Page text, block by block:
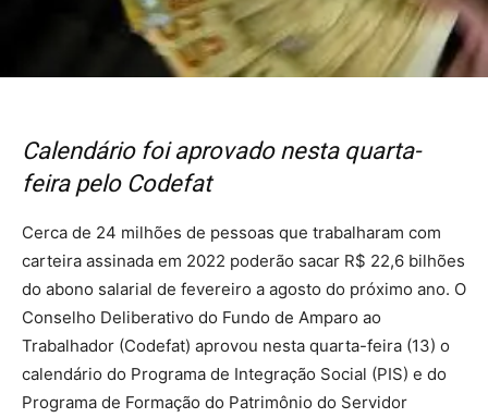
Calendário foi aprovado nesta quarta-
feira pelo Codefat
Cerca de 24 milhões de pessoas que trabalharam com
carteira assinada em 2022 poderão sacar R$ 22,6 bilhões
do abono salarial de fevereiro a agosto do próximo ano. O
Conselho Deliberativo do Fundo de Amparo ao
Trabalhador (Codefat) aprovou nesta quarta-feira (13) o
calendário do Programa de Integração Social (PIS) e do
Programa de Formação do Patrimônio do Servidor